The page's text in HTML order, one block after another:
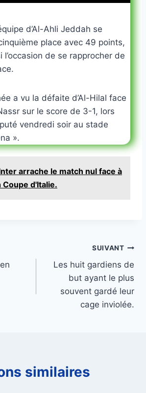
d’Al-Ahli Jeddah se
place avec 49 points,
l’occasion de se rapprocher de
a vu la défaite d’Al-Hilal face
sur le score de 3-1, lors
vendredi soir au stade
».
arrache le match nul face à
Coupe d'Italie.
SUIVANT
Les huit gardiens de
but ayant le plus
souvent gardé leur
cage inviolée.
similaires